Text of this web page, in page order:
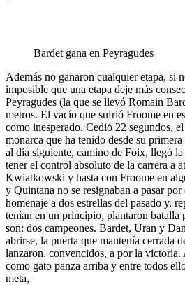
Bardet gana en Peyragudes
Además no ganaron cualquier etapa, si
imposible que una etapa deje más
Peyragudes (la que se llevó Romain
metros. El vacío que sufrió Froome en
como inesperado. Cedió 22 segundos,
monarca que ha tenido desde su
al día siguiente, camino de Foix, llegó
tener el control absoluto de la carrera a
Kwiatkowski y hasta con Froome en
y Quintana no se resignaban a pasar
homenaje a dos estrellas del pasado y,
tenían en un principio, plantaron batalla
son: dos campeones. Bardet, Uran y
abrirse, la puerta que mantenía cerrada
lanzaron, convencidos, a por la
como gato panza arriba y entre todos
meta,